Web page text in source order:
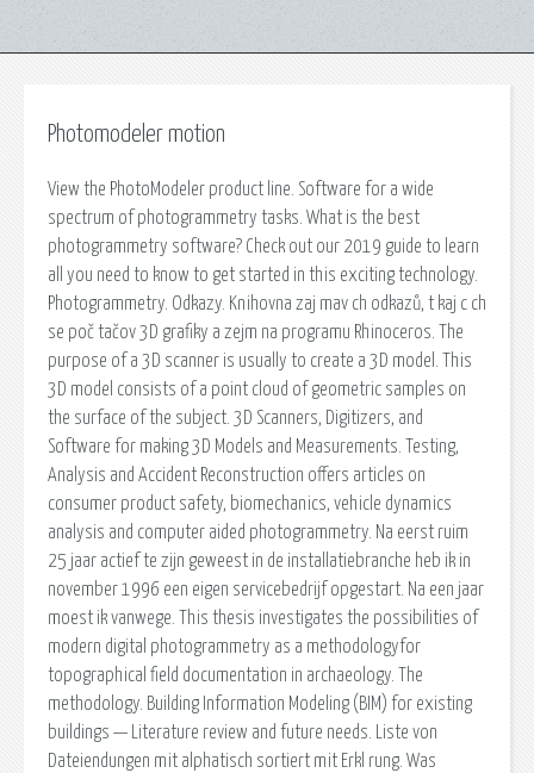
Photomodeler motion
View the PhotoModeler product line. Software for a wide
spectrum of photogrammetry tasks. What is the best
photogrammetry software? Check out our 2019 guide to learn
all you need to know to get started in this exciting technology.
Photogrammetry. Odkazy. Knihovna zaj mav ch odkazů, t kaj c ch
se poč tačov 3D grafiky a zejm na programu Rhinoceros. The
purpose of a 3D scanner is usually to create a 3D model. This
3D model consists of a point cloud of geometric samples on
the surface of the subject. 3D Scanners, Digitizers, and
Software for making 3D Models and Measurements. Testing,
Analysis and Accident Reconstruction offers articles on
consumer product safety, biomechanics, vehicle dynamics
analysis and computer aided photogrammetry. Na eerst ruim
25 jaar actief te zijn geweest in de installatiebranche heb ik in
november 1996 een eigen servicebedrijf opgestart. Na een jaar
moest ik vanwege. This thesis investigates the possibilities of
modern digital photogrammetry as a methodologyfor
topographical field documentation in archaeology. The
methodology. Building Information Modeling (BIM) for existing
buildings — Literature review and future needs. Liste von
Dateiendungen mit alphatisch sortiert mit Erkl rung. Was